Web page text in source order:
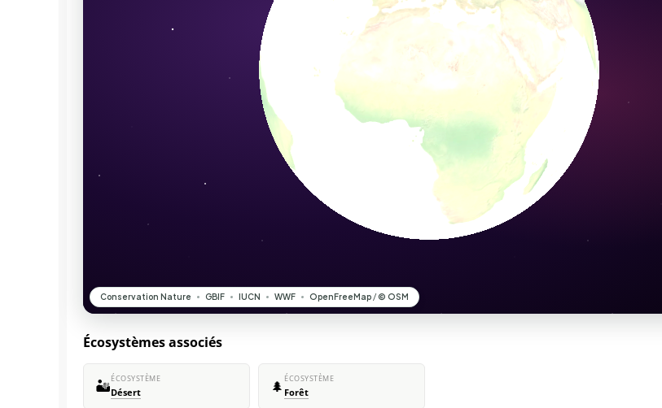
Écosystèmes associés
🏜️ÉCOSYSTÈME
Désert 🌲 ÉCOSYSTÈME
Forêt